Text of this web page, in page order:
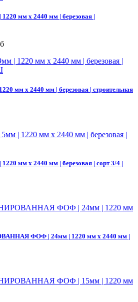
мм х 2440 мм | березовая |
мм х 2440 мм | березовая | строительная
мм х 2440 мм | березовая | сорт 3/4 |
ФОФ | 24мм | 1220 мм х 2440 мм |